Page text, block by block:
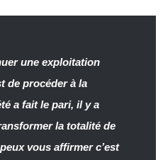
une exploitation
de procéder à la
a fait le pari, il y a
la totalité de
vous affirmer c’est